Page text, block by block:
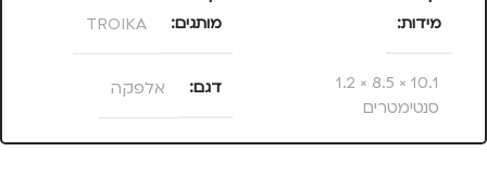
מידות
10.1 × 8.5 × 1.2
סנטימטרים
מותגים TROIKA
דגם אלפקה